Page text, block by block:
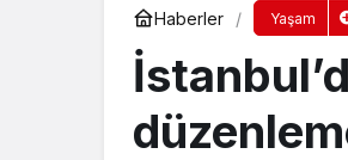
Haberler Yaşam